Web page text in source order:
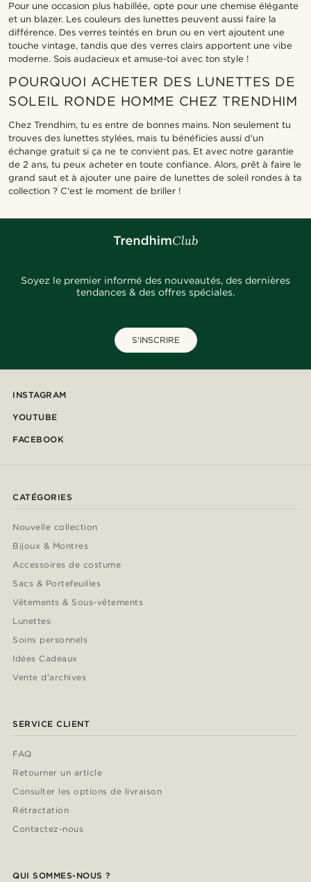
Pour une occasion plus habillée, opte pour une chemise élégante
et un blazer. Les couleurs des lunettes peuvent aussi faire la
différence. Des verres teintés en brun ou en vert ajoutent une
touche vintage, tandis que des verres clairs apportent une vibe
moderne. Sois audacieux et amuse-toi avec ton style !
POURQUOI ACHETER DES LUNETTES DE
SOLEIL RONDE HOMME CHEZ TRENDHIM
Chez Trendhim, tu es entre de bonnes mains. Non seulement tu
trouves des lunettes stylées, mais tu bénéficies aussi d'un
échange gratuit si ça ne te convient pas. Et avec notre garantie
de 2 ans, tu peux acheter en toute confiance. Alors, prêt à faire le
grand saut et à ajouter une paire de lunettes de soleil rondes à ta
collection ? C'est le moment de briller !
Soyez le premier informé des nouveautés, des dernières
tendances & des offres spéciales.
S'INSCRIRE
INSTAGRAM
YOUTUBE
FACEBOOK
CATÉGORIES
Nouvelle collection
Bijoux & Montres
Accessoires de costume
Sacs & Portefeuilles
Vêtements & Sous-vêtements
Lunettes
Soins personnels
Idées Cadeaux
Vente d'archives
SERVICE CLIENT
FAQ
Retourner un article
Consulter les options de livraison
Rétractation
Contactez-nous
QUI SOMMES-NOUS ?